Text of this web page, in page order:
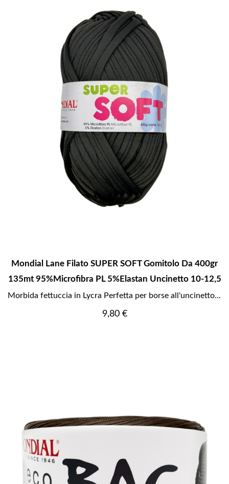
Mondial Lane Filato SUPER SOFT Gomitolo Da 400gr
135mt 95%Microfibra PL 5%Elastan Uncinetto 10-12,5
Morbida fettuccia in Lycra Perfetta per borse all'uncinetto...
Prezzo
9,80 €